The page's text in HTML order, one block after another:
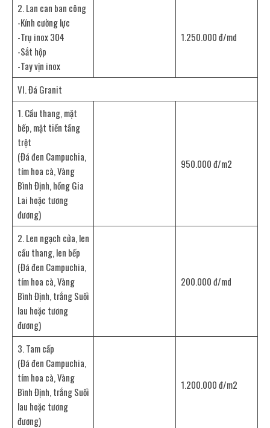
2. Lan can ban công
-Kính cường lực
-Trụ inox 304
-Sắt hộp
-Tay vịn inox
1.250.000 đ/md
VI. Đá Granit
1. Cầu thang, mặt
bếp, mặt tiền tầng
trệt
(Đá đen Campuchia,
tím hoa cà, Vàng
Bình Định, hồng Gia
Lai hoặc tương
đương)
950.000 đ/m2
2. Len ngạch cửa, len
cầu thang, len bếp
(Đá đen Campuchia,
tím hoa cà, Vàng
Bình Định, trắng Suối
lau hoặc tương
đương)
200.000 đ/md
3. Tam cấp
(Đá đen Campuchia,
tím hoa cà, Vàng
Bình Định, trắng Suối
lau hoặc tương
đương)
1.200.000 đ/m2